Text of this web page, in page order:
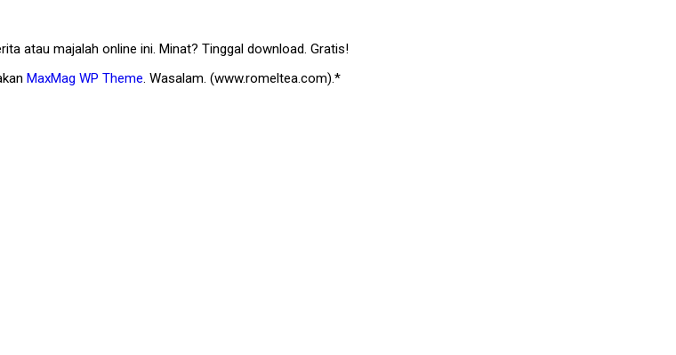
atau majalah online ini. Minat? Tinggal download. Gratis!
MaxMag WP Theme. Wasalam. (www.romeltea.com).*